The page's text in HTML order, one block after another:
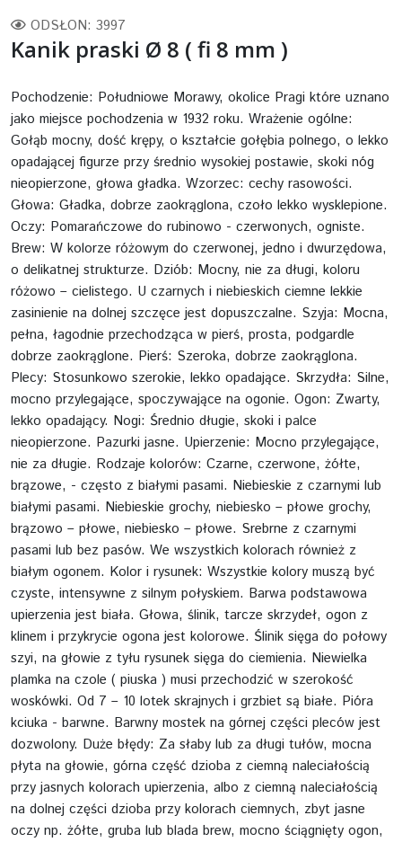
ODSŁON: 3997
Kanik praski Ø 8 ( fi 8 mm )
Pochodzenie: Południowe Morawy, okolice Pragi które uznano
jako miejsce pochodzenia w 1932 roku. Wrażenie ogólne:
Gołąb mocny, dość krępy, o kształcie gołębia polnego, o lekko
opadającej figurze przy średnio wysokiej postawie, skoki nóg
nieopierzone, głowa gładka. Wzorzec: cechy rasowości.
Głowa: Gładka, dobrze zaokrąglona, czoło lekko wysklepione.
Oczy: Pomarańczowe do rubinowo - czerwonych, ogniste.
Brew: W kolorze różowym do czerwonej, jedno i dwurzędowa,
o delikatnej strukturze. Dziób: Mocny, nie za długi, koloru
różowo – cielistego. U czarnych i niebieskich ciemne lekkie
zasinienie na dolnej szczęce jest dopuszczalne. Szyja: Mocna,
pełna, łagodnie przechodząca w pierś, prosta, podgardle
dobrze zaokrąglone. Pierś: Szeroka, dobrze zaokrąglona.
Plecy: Stosunkowo szerokie, lekko opadające. Skrzydła: Silne,
mocno przylegające, spoczywające na ogonie. Ogon: Zwarty,
lekko opadający. Nogi: Średnio długie, skoki i palce
nieopierzone. Pazurki jasne. Upierzenie: Mocno przylegające,
nie za długie. Rodzaje kolorów: Czarne, czerwone, żółte,
brązowe, - często z białymi pasami. Niebieskie z czarnymi lub
białymi pasami. Niebieskie grochy, niebiesko – płowe grochy,
brązowo – płowe, niebiesko – płowe. Srebrne z czarnymi
pasami lub bez pasów. We wszystkich kolorach również z
białym ogonem. Kolor i rysunek: Wszystkie kolory muszą być
czyste, intensywne z silnym połyskiem. Barwa podstawowa
upierzenia jest biała. Głowa, ślinik, tarcze skrzydeł, ogon z
klinem i przykrycie ogona jest kolorowe. Ślinik sięga do połowy
szyi, na głowie z tyłu rysunek sięga do ciemienia. Niewielka
plamka na czole ( piuska ) musi przechodzić w szerokość
woskówki. Od 7 – 10 lotek skrajnych i grzbiet są białe. Pióra
kciuka - barwne. Barwny mostek na górnej części pleców jest
dozwolony. Duże błędy: Za słaby lub za długi tułów, mocna
płyta na głowie, górna część dzioba z ciemną naleciałością
przy jasnych kolorach upierzenia, albo z ciemną naleciałością
na dolnej części dzioba przy kolorach ciemnych, zbyt jasne
oczy np. żółte, gruba lub blada brew, mocno ściągnięty ogon,